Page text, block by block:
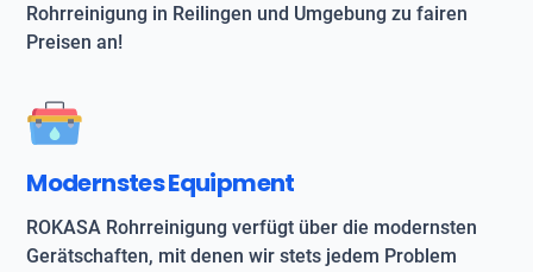
Rohrreinigung in Reilingen und Umgebung zu fairen
Preisen an!
Modernstes Equipment
ROKASA Rohrreinigung verfügt über die modernsten
Gerätschaften, mit denen wir stets jedem Problem